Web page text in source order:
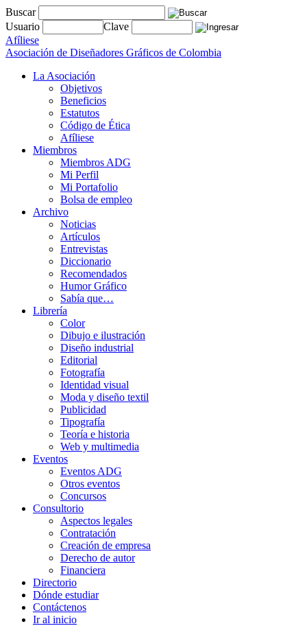
Buscar
Usuario
Clave
Afíliese
Asociación de Diseñadores Gráficos de Colombia
La Asociación
Objetivos
Beneficios
Estatutos
Código de Ética
Afíliese
Miembros
Miembros ADG
Mi Perfil
Mi Portafolio
Bolsa de empleo
Archivo
Noticias
Artículos
Entrevistas
Diccionario
Recomendados
Humor Gráfico
Sabía que…
Librería
Color
Dibujo e ilustración
Diseño industrial
Editorial
Fotografía
Identidad visual
Moda y diseño textil
Publicidad
Tipografía
Teoría e historia
Web y multimedia
Eventos
Eventos ADG
Otros eventos
Concursos
Consultorio
Aspectos legales
Contratación
Creación de empresa
Derecho de autor
Financiera
Directorio
Dónde estudiar
Contáctenos
Ir al inicio